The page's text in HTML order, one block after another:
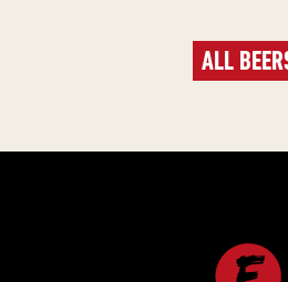
ALL